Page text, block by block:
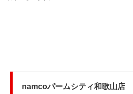
namcoパームシティ和歌山店